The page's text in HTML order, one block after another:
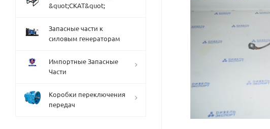
&quot;СКАТ&quot;
Запасные части к
силовым генераторам
Импортные Запасные
Части
Коробки переключения
передач